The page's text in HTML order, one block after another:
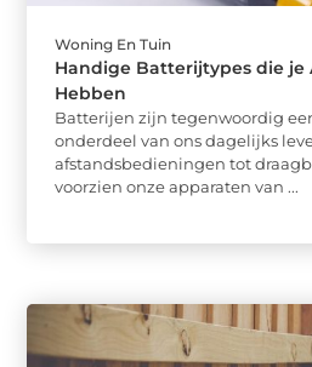
Woning En Tuin
Handige Batterijtypes die je
Hebben
Batterijen zijn tegenwoordig
onderdeel van ons dagelijks
afstandsbedieningen tot
voorzien onze apparaten van ...